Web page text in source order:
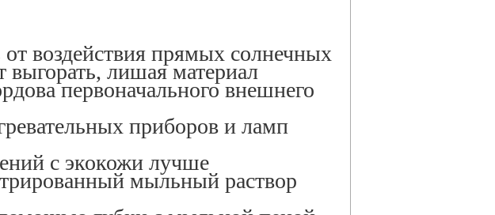
от воздействия прямых солнечных
выгорать, лишая материал
первоначального внешнего
приборов и ламп
с экокожи лучше
мыльный раствор